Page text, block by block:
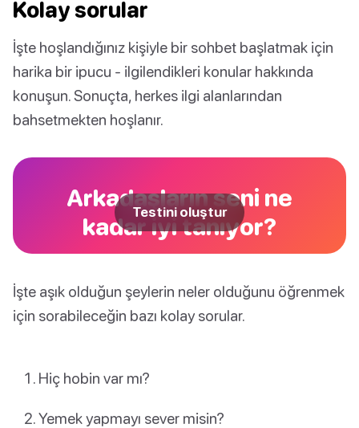
Kolay sorular
İşte hoşlandığınız kişiyle bir sohbet başlatmak için
harika bir ipucu - ilgilendikleri konular hakkında
konuşun. Sonuçta, herkes ilgi alanlarından
bahsetmekten hoşlanır.
Arkadaşların seni ne
kadar iyi tanıyor?
Testini oluştur
İşte aşık olduğun şeylerin neler olduğunu öğrenmek
için sorabileceğin bazı kolay sorular.
Hiç hobin var mı?
Yemek yapmayı sever misin?